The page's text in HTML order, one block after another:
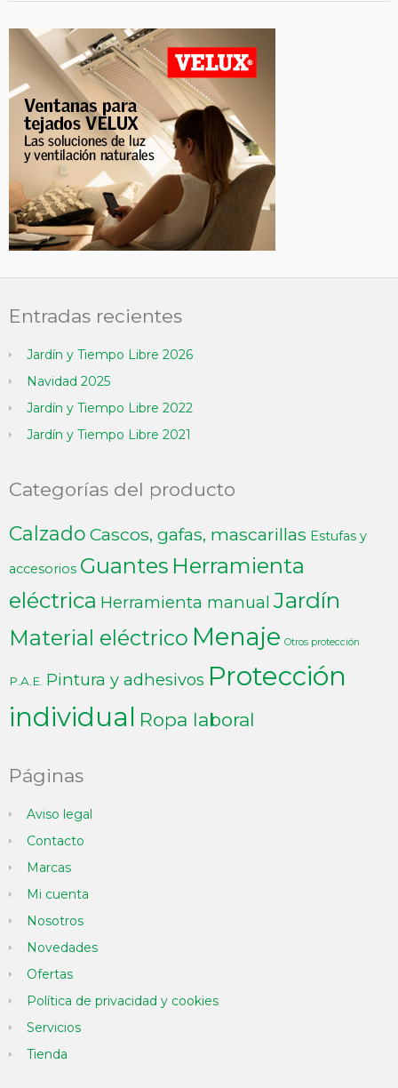
Entradas recientes
Jardín y Tiempo Libre 2026
Navidad 2025
Jardín y Tiempo Libre 2022
Jardín y Tiempo Libre 2021
Categorías del producto
Calzado Cascos, gafas, mascarillas Estufas y
accesorios Guantes Herramienta
eléctrica Herramienta manual Jardín
Material eléctrico Menaje Otros protección
P.A.E. Pintura y adhesivos Protección
individual Ropa laboral
Páginas
Aviso legal
Contacto
Marcas
Mi cuenta
Nosotros
Novedades
Ofertas
Política de privacidad y cookies
Servicios
Tienda